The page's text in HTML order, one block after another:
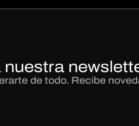
nuestra
de todo. Recibe